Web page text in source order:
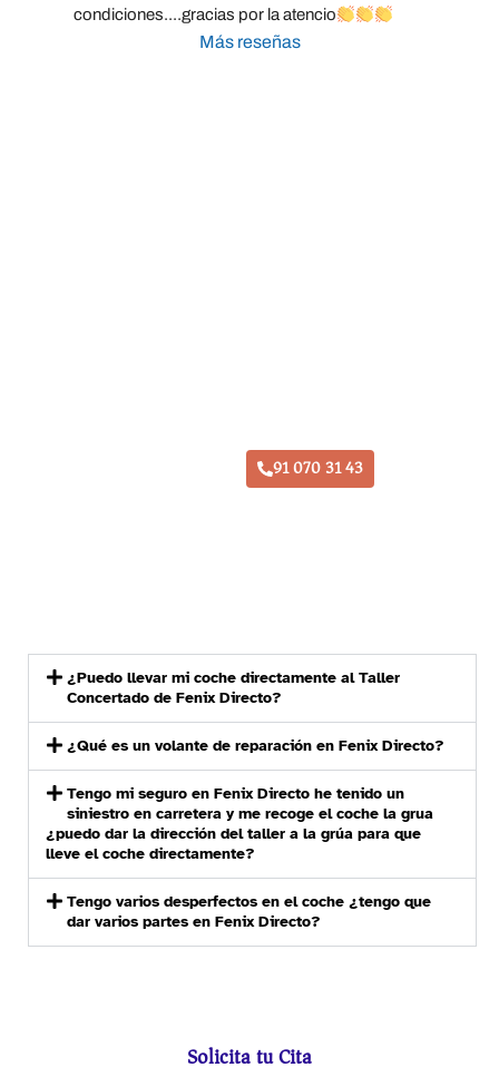
condiciones....gracias por la atencio
Más reseñas
91 070 31 43
¿Puedo llevar mi coche directamente al Taller
Concertado de Fenix Directo?
¿Qué es un volante de reparación en Fenix Directo?
Tengo mi seguro en Fenix Directo he tenido un
siniestro en carretera y me recoge el coche la grua
¿puedo dar la dirección del taller a la grúa para que
lleve el coche directamente?
Tengo varios desperfectos en el coche ¿tengo que
dar varios partes en Fenix Directo?
Solicita tu Cita